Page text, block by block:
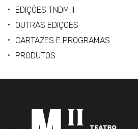
EDIÇÕES TNDM II
OUTRAS EDIÇÕES
CARTAZES E PROGRAMAS
PRODUTOS